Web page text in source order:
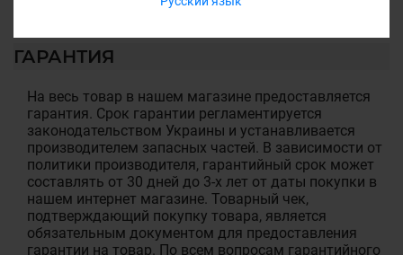
ГАРАНТИЯ
На весь товар в нашем магазине предоставляется
гарантия. Срок гарантии регламентируется
законодательством Украины и устанавливается
производителем запасных частей. В зависимости от
политики производителя, гарантийный срок может
составлять от 30 дней до 3-х лет от даты покупки в
нашем интернет магазине. Товарный чек,
подтверждающий покупку товара, является
обязательным документом для предоставления
гарантии на товар. По всем вопросам гарантийного